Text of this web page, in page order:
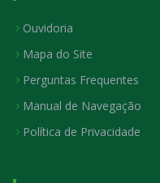
Ouvidoria
Mapa do Site
Perguntas Frequentes
Manual de Navegação
Política de Privacidade